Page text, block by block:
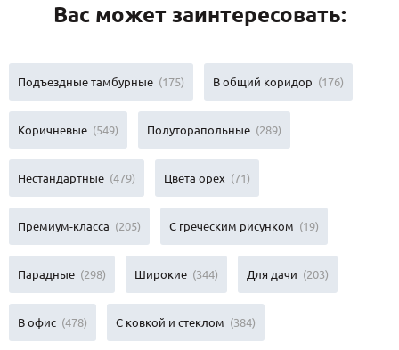
Вас может заинтересовать:
Подъездные тамбурные (175) В общий коридор (176)
Коричневые (549) Полуторапольные (289)
Нестандартные (479) Цвета орех (71)
Премиум-класса (205) С греческим рисунком (19)
Парадные (298) Широкие (344) Для дачи (203)
В офис (478) С ковкой и стеклом (384)